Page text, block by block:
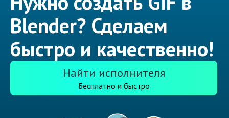
Blender? Сделаем
быстро и качественно!
Найти исполнителя
Бесплатно и быстро